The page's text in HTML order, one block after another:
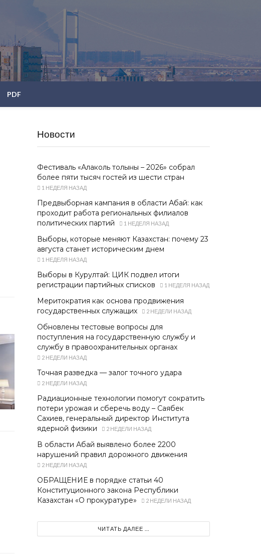
PDF
Новости
Фестиваль «Алаколь толқыны – 2026» собрал
более пяти тысяч гостей из шести стран
1 НЕДЕЛЯ НАЗАД
Предвыборная кампания в области Абай: как
проходит работа региональных филиалов
политических партий
1 НЕДЕЛЯ НАЗАД
Выборы, которые меняют Казахстан: почему 23
августа станет историческим днем
1 НЕДЕЛЯ НАЗАД
Выборы в Курултай: ЦИК подвел итоги
регистрации партийных списков
1 НЕДЕЛЯ НАЗАД
Меритократия как основа продвижения
государственных служащих
2 НЕДЕЛИ НАЗАД
Обновлены тестовые вопросы для
поступления на государственную службу и
службу в правоохранительных органах
2 НЕДЕЛИ НАЗАД
Точная разведка — залог точного удара
2 НЕДЕЛИ НАЗАД
Радиационные технологии помогут сократить
потери урожая и сберечь воду – Саябек
Сахиев, генеральный директор Института
ядерной физики
2 НЕДЕЛИ НАЗАД
В области Абай выявлено более 2200
нарушений правил дорожного движения
2 НЕДЕЛИ НАЗАД
ОБРАЩЕНИЕ в порядке статьи 40
Конституционного закона Республики
Казахстан «О прокуратуре»
2 НЕДЕЛИ НАЗАД
ЧИТАТЬ ДАЛЕЕ ...